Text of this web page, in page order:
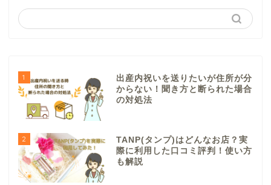
1
出産内祝いを送りたいが住所が分
からない！聞き方と断られた場合
の対処法
2
TANP(タンプ)はどんなお店？実
際に利用した口コミ評判！使い方
も解説